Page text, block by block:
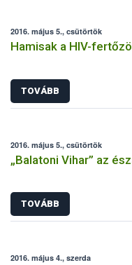
2016. május 5., csütörtök
Hamisak a HIV-
TOVÁBB
2016. május 5., csütörtök
„Balatoni Vihar” az
TOVÁBB
2016. május 4., szerda